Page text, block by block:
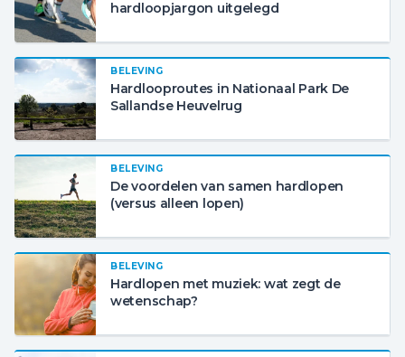
hardloopjargon uitgelegd
BELEVING
Hardlooproutes in Nationaal Park De
Sallandse Heuvelrug
BELEVING
De voordelen van samen hardlopen
(versus alleen lopen)
BELEVING
Hardlopen met muziek: wat zegt de
wetenschap?